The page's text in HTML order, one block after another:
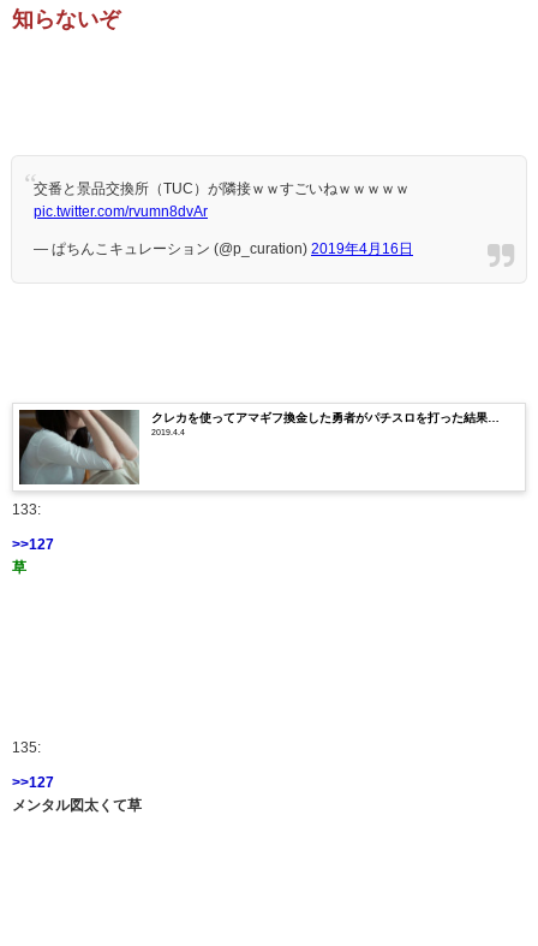
知らないぞ
交番と景品交換所（TUC）が隣接ｗｗすごいねｗｗｗｗｗ
pic.twitter.com/rvumn8dvAr
— ぱちんこキュレーション (@p_curation) 2019年4月16日
クレカを使ってアマギフ換金した勇者がパチスロを打った結果…
2019.4.4
133:
>>127
草
135:
>>127
メンタル図太くて草